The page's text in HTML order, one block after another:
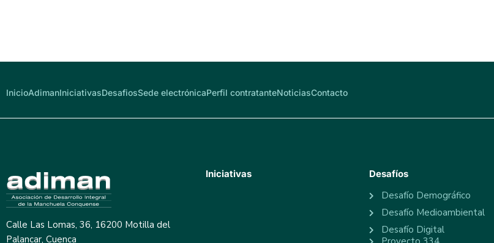
InicioAdimanIniciativasDesafiosSede electrónicaPerfil contratanteNoticiasContacto
Calle Las Lomas, 36, 16200 Motilla del
Palancar, Cuenca
Iniciativas Desafíos
Desafío Demográfico
Desafío Medioambiental
Desafío Digital